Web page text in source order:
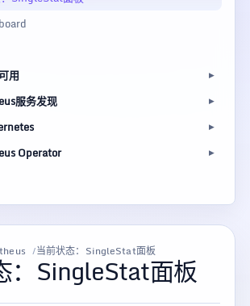
用
服务发现
Operator
当前状态：SingleStat面板
：SingleStat面板